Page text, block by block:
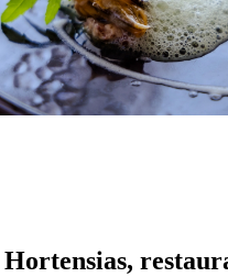
Hortensias,